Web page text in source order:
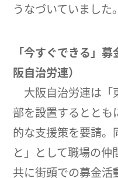
うなづいていました。
「今すぐできる」
阪自治労連）
大阪自治労連は「
部を設置するととも
的な支援策を要請。
と」として職場の仲
共に街頭での募金活